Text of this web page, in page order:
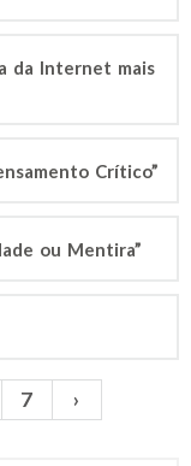
da Internet mais
Crítico”
ou Mentira”
7 ›